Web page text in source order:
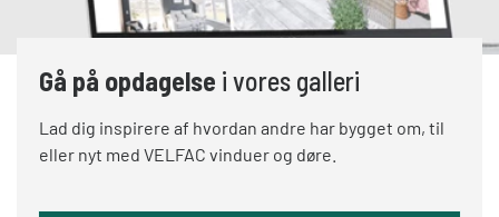
Gå på opdagelse i vores galleri
Lad dig inspirere af hvordan andre har bygget om, til
eller nyt med VELFAC vinduer og døre.